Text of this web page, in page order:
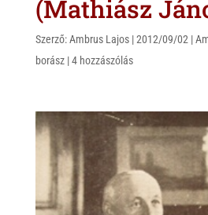
(Mathiász
Szerző:Ambrus Lajos|2012/09/02 |
borász|4 hozzászólás